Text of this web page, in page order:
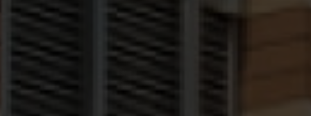
인사이트
뉴스레터